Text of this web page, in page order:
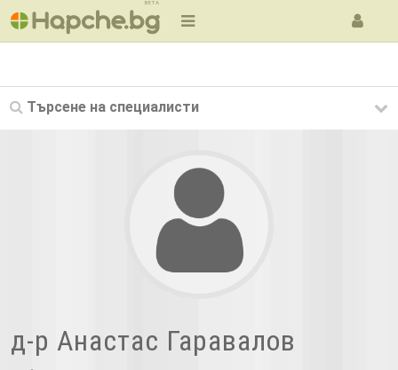
BETA
Търсене на специалисти
д-р Анастас Гарaвалов